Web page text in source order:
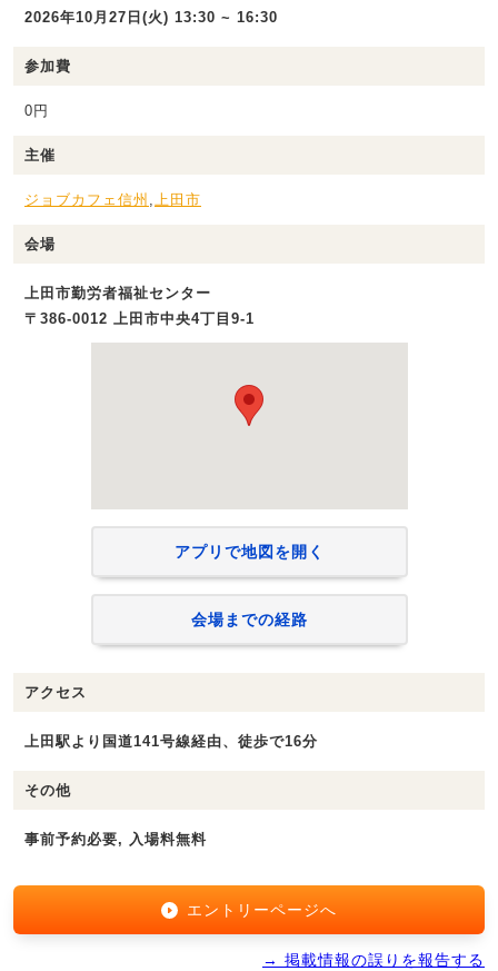
2026年10月27日(火) 13:30 ~ 16:30
参加費
0円
主催
ジョブカフェ信州 ,上田市
会場
上田市勤労者福祉センター
〒386-0012 上田市中央4丁目9-1
アプリで地図を開く
会場までの経路
アクセス
上田駅より国道141号線経由、徒歩で16分
その他
事前予約必要, 入場料無料
エントリーページへ
→ 掲載情報の誤りを報告する